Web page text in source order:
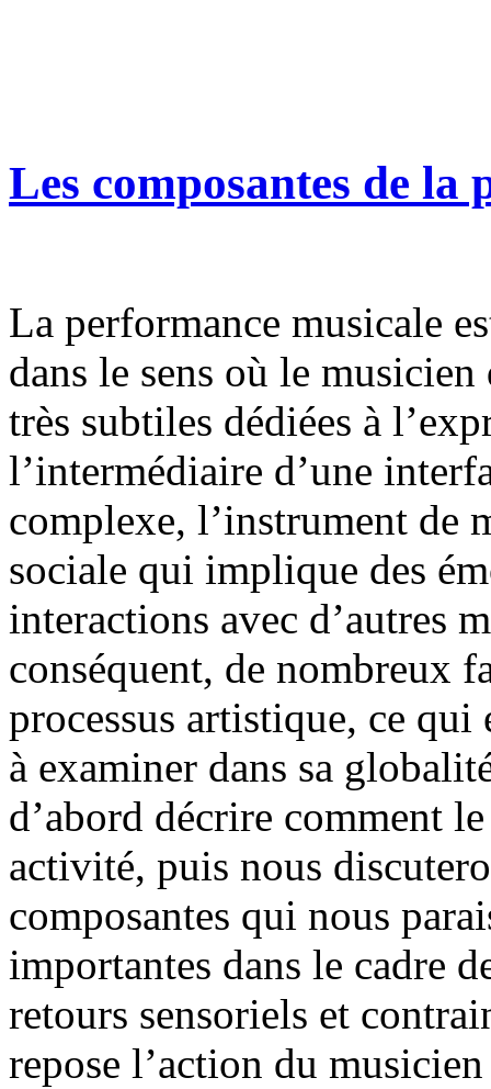
Les composantes de la
La performance musicale
dans le sens où le
très subtiles dédiées à
l’intermédiaire d’une
complexe, l’instrument de
sociale qui implique des
interactions avec d’autres
conséquent, de nombreux
processus artistique, ce
à examiner dans sa
d’abord décrire comment
activité, puis nous
composantes qui nous
importantes dans le cadre
retours sensoriels et
repose l’action du